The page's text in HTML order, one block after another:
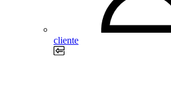
cliente